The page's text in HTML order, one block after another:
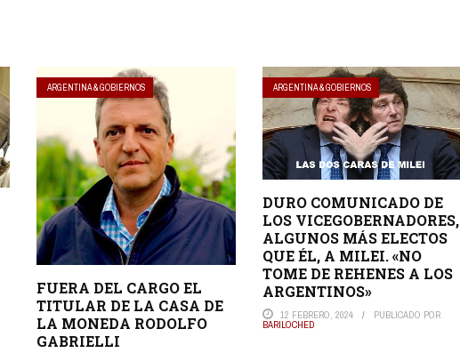
ARGENTINA & GOBIERNOS
FUERA DEL CARGO EL
TITULAR DE LA CASA DE
LA MONEDA RODOLFO
GABRIELLI
ARGENTINA & GOBIERNOS
DURO COMUNICADO DE
LOS VICEGOBERNADORES,
ALGUNOS MÁS ELECTOS
QUE ÉL, A MILEI. «NO
TOME DE REHENES A LOS
ARGENTINOS»
12 FEBRERO, 2024 PUBLICADO POR
BARILOCHED